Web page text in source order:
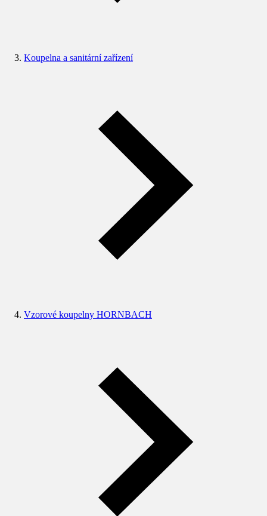
Koupelna a sanitární zařízení
Vzorové koupelny HORNBACH